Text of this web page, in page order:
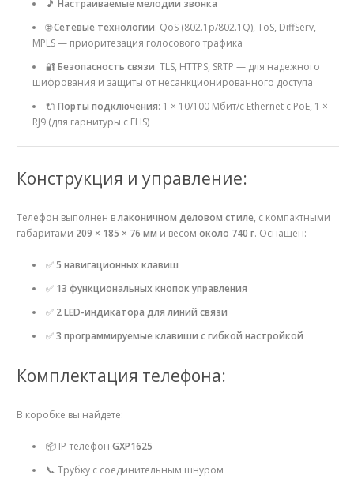
🎵 Настраиваемые мелодии звонка
🌐Сетевые технологии: QoS (802.1p/802.1Q), ToS, DiffServ,
MPLS — приоритезация голосового трафика
🔐Безопасность связи: TLS, HTTPS, SRTP — для надежного
шифрования и защиты от несанкционированного доступа
🔌 Порты подключения: 1 × 10/100 Мбит/с Ethernet с PoE, 1 ×
RJ9 (для гарнитуры с EHS)
Конструкция и управление:
Телефон выполнен влаконичном деловом стиле, с компактными
габаритами 209 × 185 × 76 мм и весом около 740 г. Оснащен:
✅5 навигационных клавиш
✅ 13 функциональных кнопок управления
✅ 2 LED-индикатора для линий связи
✅3 программируемые клавиши с гибкой настройкой
Комплектация телефона:
В коробке вы найдете:
📦 IP-телефон GXP1625
📞 Трубку с соединительным шнуром